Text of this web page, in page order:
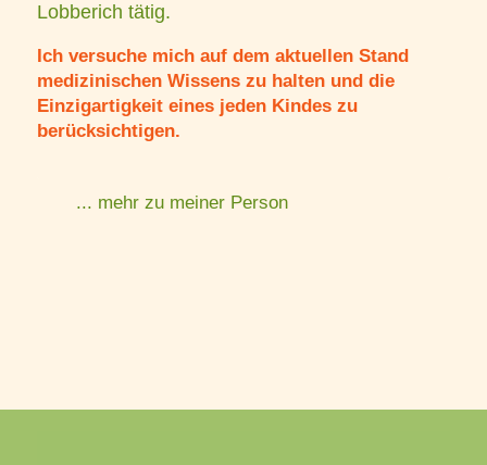
Lobberich tätig.
Ich versuche mich auf dem aktuellen Stand
medizinischen Wissens zu halten und die
Einzigartigkeit eines jeden Kindes zu
berücksichtigen.
... mehr zu meiner Person